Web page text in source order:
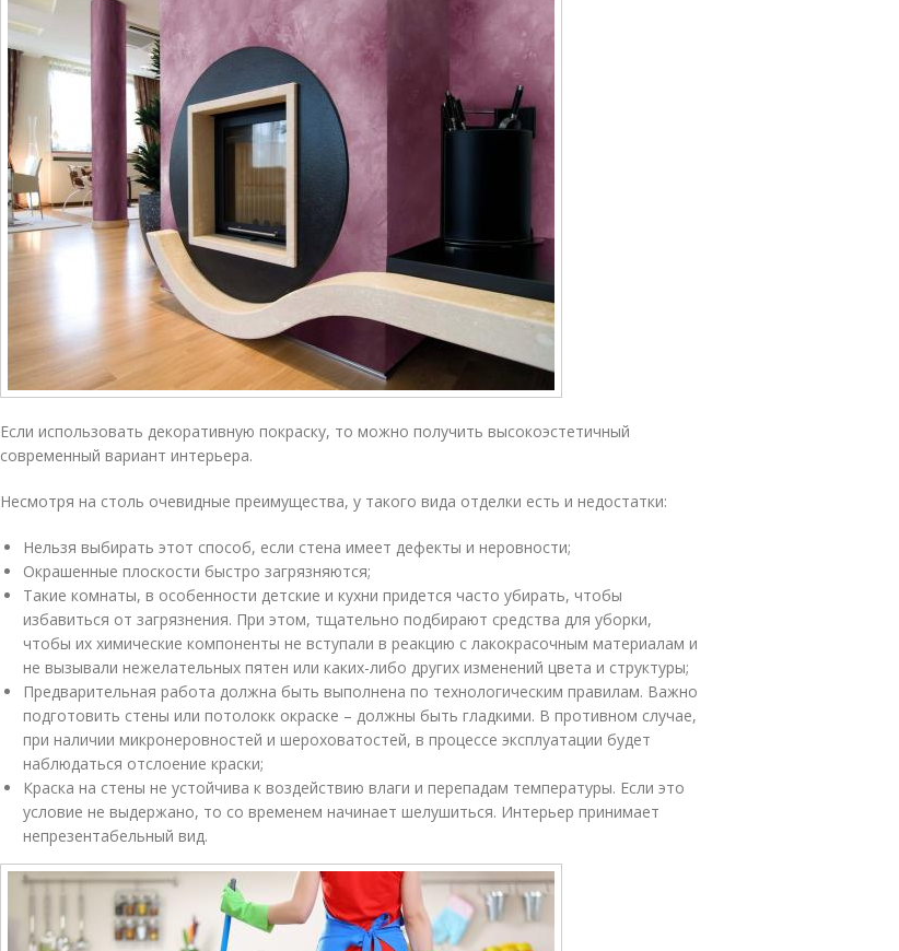
Если использовать декоративную покраску, то можно получить высокоэстетичный
современный вариант интерьера.
Несмотря на столь очевидные преимущества, у такого вида отделки есть и недостатки:
Нельзя выбирать этот способ, если стена имеет дефекты и неровности;
Окрашенные плоскости быстро загрязняются;
Такие комнаты, в особенности детские и кухни придется часто убирать, чтобы
избавиться от загрязнения. При этом, тщательно подбирают средства для уборки,
чтобы их химические компоненты не вступали в реакцию с лакокрасочным материалам и
не вызывали нежелательных пятен или каких-либо других изменений цвета и структуры;
Предварительная работа должна быть выполнена по технологическим правилам. Важно
подготовить стены или потолокк окраске – должны быть гладкими. В противном случае,
при наличии микронеровностей и шероховатостей, в процессе эксплуатации будет
наблюдаться отслоение краски;
Краска на стены не устойчива к воздействию влаги и перепадам температуры. Если это
условие не выдержано, то со временем начинает шелушиться. Интерьер принимает
непрезентабельный вид.